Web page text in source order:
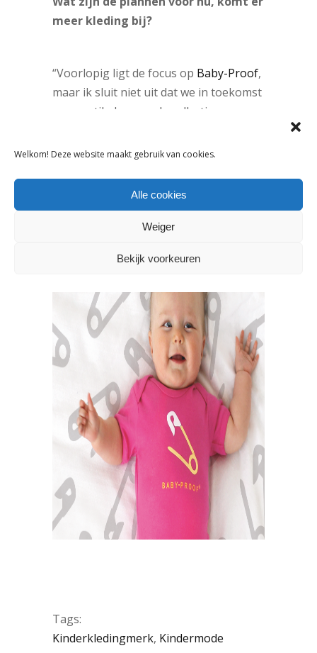
Welkom! Deze website maakt gebruik van cookies.
Alle cookies
Weiger
Bekijk voorkeuren
meer kleding bij?
“Voorlopig ligt de focus op Baby-Proof,
maar ik sluit niet uit dat we in toekomst
meer artikelen aan de collectie
we kunnen uitbreiden en hoe we de
Tags:
Kinderkledingmerk, Kindermode